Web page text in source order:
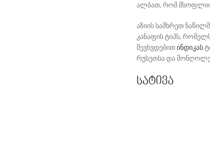
ალბათ, რომ მსოფლიოს
აზიის სამხრეთ
კანაფის ტიპს,
შევხვდებითინდიკას
რუსეთსა და
სატივა